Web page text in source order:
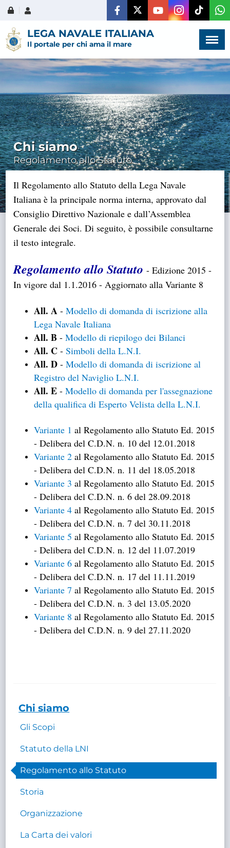
LEGA NAVALE ITALIANA
Il portale per chi ama il mare
Chi siamo
Regolamento allo Statuto
Il Regolamento allo Statuto della Lega Navale
Italiana è la principale norma interna, approvato dal
Consiglio Direttivo Nazionale e dall’Assemblea
Generale dei Soci. Di seguito, è possibile consultarne
il testo integrale.
Regolamento allo Statuto - Edizione 2015 -
In vigore dal 1.1.2016 - Aggiornato alla Variante 8
All. A -Modello di domanda di iscrizione alla
Lega Navale Italiana
All. B -Modello di riepilogo dei Bilanci
All. C -Simboli della L.N.I.
All. D -Modello di domanda di iscrizione al
Registro del Naviglio L.N.I.
All. E -Modello di domanda per l'assegnazione
della qualifica di Esperto Velista della L.N.I.
Variante 1 al Regolamento allo Statuto Ed. 2015
- Delibera del C.D.N. n. 10 del 12.01.2018
Variante 2 al Regolamento allo Statuto Ed. 2015
- Delibera del C.D.N. n. 11 del 18.05.2018
Variante 3 al Regolamento allo Statuto Ed. 2015
- Delibera del C.D.N. n. 6 del 28.09.2018
Variante 4 al Regolamento allo Statuto Ed. 2015
- Delibera del C.D.N. n. 7 del 30.11.2018
Variante 5 al Regolamento allo Statuto Ed. 2015
- Delibera del C.D.N. n. 12 del 11.07.2019
Variante 6 al Regolamento allo Statuto Ed. 2015
- Delibera del C.D.N. n. 17 del 11.11.2019
Variante 7 al Regolamento allo Statuto Ed. 2015
- Delibera del C.D.N. n. 3 del 13.05.2020
Variante 8 al Regolamento allo Statuto Ed. 2015
- Delibera del C.D.N. n. 9 del 27.11.2020
Chi siamo
Gli Scopi
Statuto della LNI
Regolamento allo Statuto
Storia
Organizzazione
La Carta dei valori
Menù ×
HOME
CHI SIAMO
LA VITA
DELL'ASSOCIAZIONE
COMUNICAZIONE,
PROGETTI ED EDITORIA
AMMINISTRAZIONE